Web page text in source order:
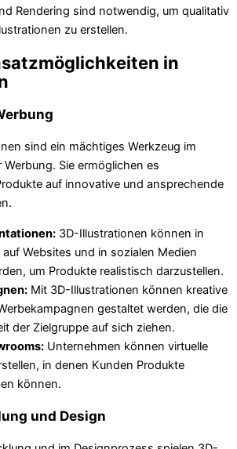
Rendering sind notwendig, um qualitativ
zu erstellen.
in
sind ein mächtiges Werkzeug im
Sie ermöglichen es
auf innovative und ansprechende
3D-Illustrationen können in
Websites und in sozialen Medien
um Produkte realistisch darzustellen.
Mit 3D-Illustrationen können kreative
gestaltet werden, die die
der Zielgruppe auf sich ziehen.
Unternehmen können virtuelle
in denen Kunden Produkte
können.
und Design